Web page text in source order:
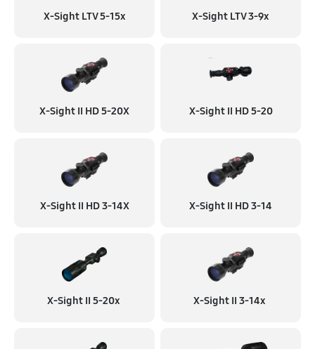
X-Sight LTV 5-15x X-Sight LTV 3-9x
X-Sight II HD 5-20X X-Sight II HD 5-20
X-Sight II HD 3-14X X-Sight II HD 3-14
X-Sight II 5-20x X-Sight II 3-14x